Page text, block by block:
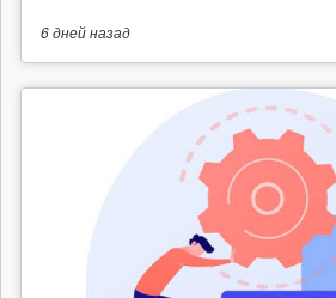
6 днейназад